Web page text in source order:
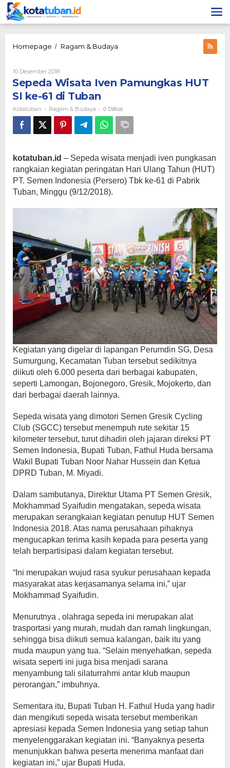
Lewati
ke
konten
Homepage / Ragam & Budaya
HUT
61
di
Tuban
10 Desember 2018Oleh
Kotatuban
Sepeda Wisata Iven Pamungkas HUT
SI ke-61 di Tuban
Kotatuban - Ragam & Budaya - 0 Dilihat
kotatuban.id – Sepeda wisata menjadi iven pungkasan
rangkaian kegiatan peringatan Hari Ulang Tahun (HUT)
PT. Semen Indonesia (Persero) Tbk ke-61 di Pabrik
Tuban, Minggu (9/12/2018).
Kegiatan yang digelar di lapangan Perumdin SG, Desa
Sumurgung, Kecamatan Tuban tersebut sedikitnya
diikuti oleh 6.000 peserta dari berbagai kabupaten,
seperti Lamongan, Bojonegoro, Gresik, Mojokerto, dan
dari berbagai daerah lainnya.
Sepeda wisata yang dimotori Semen Gresik Cycling
Club (SGCC) tersebut menempuh rute sekitar 15
kilometer tersebut, turut dihadiri oleh jajaran direksi PT
Semen Indonesia, Bupati Tuban, Fathul Huda bersama
Wakil Bupati Tuban Noor Nahar Hussein dan Ketua
DPRD Tuban, M. Miyadi.
Dalam sambutanya, Direktur Utama PT Semen Gresik,
Mokhammad Syaifudin mengatakan, sepeda wisata
merupakan serangkaian kegiatan penutup HUT Semen
Indonesia 2018. Atas nama perusahaan pihaknya
mengucapkan terima kasih kepada para peserta yang
telah berpartisipasi dalam kegiatan tersebut.
“Ini merupakan wujud rasa syukur perusahaan kepada
masyarakat atas kerjasamanya selama ini,” ujar
Mokhammad Syaifudin.
Menurutnya , olahraga sepeda ini merupakan alat
trasportasi yang murah, mudah dan ramah lingkungan,
sehingga bisa diikuti semua kalangan, baik itu yang
muda maupun yang tua. “Selain menyehatkan, sepeda
wisata seperti ini juga bisa menjadi sarana
menyambung tali silaturrahmi antar klub maupun
perorangan,” imbuhnya.
Sementara itu, Bupati Tuban H. Fathul Huda yang hadir
dan mengikuti sepeda wisata tersebut memberikan
apresiasi kepada Semen Indonesia yang setiap tahun
menyelenggarakan kegiatan ini. “Banyaknya peserta
menunjukkan bahwa peserta menerima manfaat dari
kegiatan ini,” ujar Bupati Huda.